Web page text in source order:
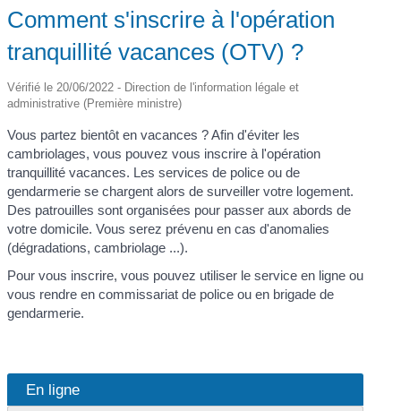
Comment s'inscrire à l'opération
tranquillité vacances (OTV) ?
Vérifié le 20/06/2022 - Direction de l'information légale et
administrative (Première ministre)
Vous partez bientôt en vacances ? Afin d'éviter les
cambriolages, vous pouvez vous inscrire à l'opération
tranquillité vacances. Les services de police ou de
gendarmerie se chargent alors de surveiller votre logement.
Des patrouilles sont organisées pour passer aux abords de
votre domicile. Vous serez prévenu en cas d'anomalies
(dégradations, cambriolage ...).
Pour vous inscrire, vous pouvez utiliser le service en ligne ou
vous rendre en commissariat de police ou en brigade de
gendarmerie.
En ligne